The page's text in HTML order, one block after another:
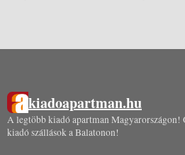
kiadoapartman.hu
A legtöbb kiadó apartman Magyarországon!
kiadó szállások a Balatonon!